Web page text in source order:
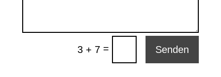
3 + 7 = Senden